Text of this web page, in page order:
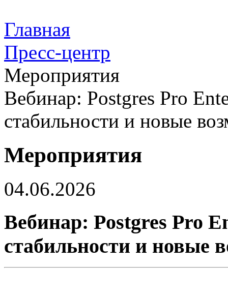
Главная
Пресс-центр
Мероприятия
Вебинар: Postgres Pro
стабильности и новые
Мероприятия
04.06.2026
Вебинар: Postgres Pro
стабильности и новые